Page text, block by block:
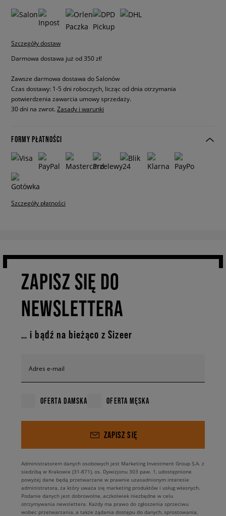
Szczegóły dostaw
Darmowa dostawa już od 350 zł!
Zawsze darmowa dostawa do Salonów
Czas dostawy: 1-5 dni roboczych, licząc od dnia otrzymania
potwierdzenia zawarcia umowy sprzedaży.
30 dni na zwrot. Zasady i warunki
FORMY PŁATNOŚCI
Szczegóły płatności
ZAPISZ SIĘ DO
NEWSLETTERA
… i bądź na bieżąco z Sizeer
Adres e-mail
OFERTA DAMSKA OFERTA MĘSKA
ZAPISZ SIĘ
Administratorem danych osobowych jest Marketing Investment Group S.A. z
siedzibą w Krakowie (31-871), os. Dywizjonu 303 paw. 1, udostępnione
powyżej dane będą przetwarzane w prawnie uzasadnionym interesie
administratora, za który uważa się marketing produktów i usług własnych.
Podanie danych jest dobrowolne, aczkolwiek niezbędne w celu
otrzymywania newslettera. Każdy ma prawo do zgłoszenia sprzeciwu
wobec przetwarzania, a także żądania dostępu do danych, sprostowania,